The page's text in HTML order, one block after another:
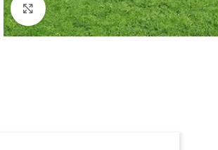
Click to enlarge